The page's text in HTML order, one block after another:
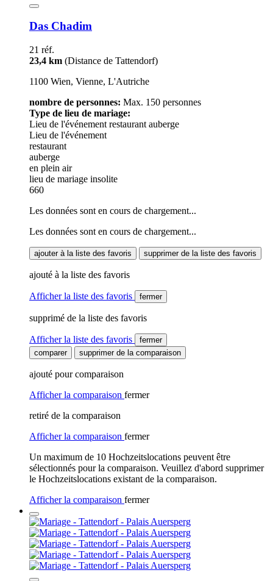
Das Chadim
21 réf.
23,4 km (Distance de Tattendorf)
1100 Wien, Vienne, L'Autriche
nombre de personnes: Max. 150 personnes
Type de lieu de mariage:
Lieu de l'événement restaurant auberge
Lieu de l'événement
restaurant
auberge
en plein air
lieu de mariage insolite
660
Les données sont en cours de chargement...
Les données sont en cours de chargement...
ajouter à la liste des favoris supprimer de la liste des favoris
ajouté à la liste des favoris
Afficher la liste des favoris fermer
supprimé de la liste des favoris
Afficher la liste des favoris
fermer
comparer
supprimer de la comparaison
ajouté pour comparaison
Afficher la comparaison fermer
retiré de la comparaison
Afficher la comparaison fermer
Un maximum de 10 Hochzeitslocations peuvent être
sélectionnés pour la comparaison. Veuillez d'abord supprimer
le Hochzeitslocations existant de la comparaison.
Afficher la comparaison fermer